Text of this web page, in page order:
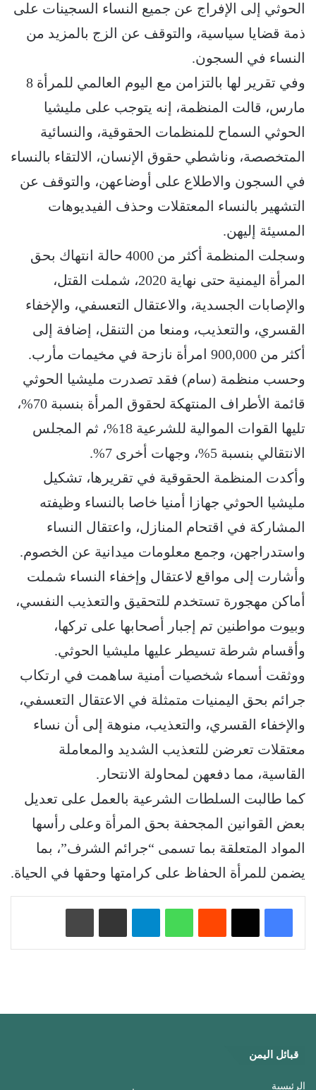
الحوثي إلى الإفراج عن جميع النساء السجينات على
ذمة قضايا سياسية، والتوقف عن الزج بالمزيد من
النساء في السجون.
وفي تقرير لها بالتزامن مع اليوم العالمي للمرأة 8
مارس، قالت المنظمة، إنه يتوجب على مليشيا
الحوثي السماح للمنظمات الحقوقية، والنسائية
المتخصصة، وناشطي حقوق الإنسان، الالتقاء بالنساء
في السجون والاطلاع على أوضاعهن، والتوقف عن
التشهير بالنساء المعتقلات وحذف الفيديوهات
المسيئة إليهن.
وسجلت المنظمة أكثر من 4000 حالة انتهاك بحق
المرأة اليمنية حتى نهاية 2020، شملت القتل،
والإصابات الجسدية، والاعتقال التعسفي، والإخفاء
القسري، والتعذيب، ومنعا من التنقل، إضافة إلى
أكثر من 900,000 امرأة نازحة في مخيمات مأرب.
وحسب منظمة (سام) فقد تصدرت مليشيا الحوثي
قائمة الأطراف المنتهكة لحقوق المرأة بنسبة 70%،
تليها القوات الموالية للشرعية 18%، ثم المجلس
الانتقالي بنسبة 5%، وجهات أخرى 7%.
وأكدت المنظمة الحقوقية في تقريرها، تشكيل
مليشيا الحوثي جهازا أمنيا خاصا بالنساء وظيفته
المشاركة في اقتحام المنازل، واعتقال النساء
واستدراجهن، وجمع معلومات ميدانية عن الخصوم.
وأشارت إلى مواقع لاعتقال وإخفاء النساء شملت
أماكن مهجورة تستخدم للتحقيق والتعذيب النفسي،
وبيوت مواطنين تم إجبار أصحابها على تركها،
وأقسام شرطة تسيطر عليها مليشيا الحوثي.
ووثقت أسماء شخصيات أمنية ساهمت في ارتكاب
جرائم بحق اليمنيات متمثلة في الاعتقال التعسفي،
والإخفاء القسري، والتعذيب، منوهة إلى أن نساء
معتقلات تعرضن للتعذيب الشديد والمعاملة
القاسية، مما دفعهن لمحاولة الانتحار.
كما طالبت السلطات الشرعية بالعمل على تعديل
بعض القوانين المجحفة بحق المرأة وعلى رأسها
المواد المتعلقة بما تسمى “جرائم الشرف”، بما
يضمن للمرأة الحفاظ على كرامتها وحقها في الحياة.
واتساب تيلقرام
قبائل اليمن
الرئيسية